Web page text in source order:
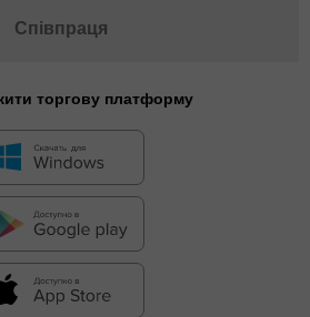
Співпраця
торгову платформу